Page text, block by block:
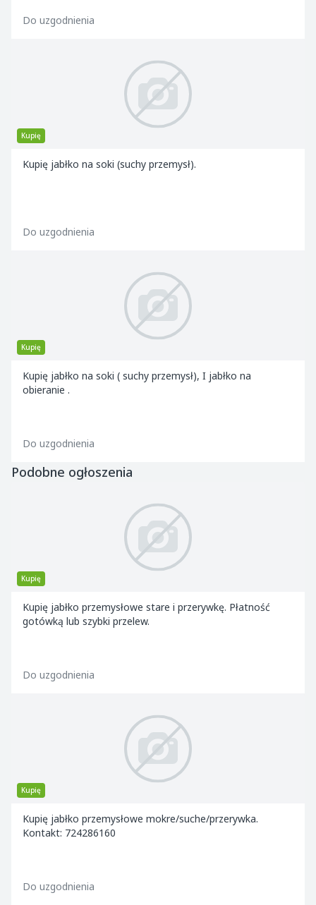
Do uzgodnienia
Kupię
Kupię jabłko na soki (suchy przemysł).
Do uzgodnienia
Kupię
Kupię jabłko na soki ( suchy przemysł), I jabłko na
obieranie .
Do uzgodnienia
Podobne ogłoszenia
Kupię
Kupię jabłko przemysłowe stare i przerywkę. Płatność
gotówką lub szybki przelew.
Do uzgodnienia
Kupię
Kupię jabłko przemysłowe mokre/suche/przerywka.
Kontakt: 724286160
Do uzgodnienia